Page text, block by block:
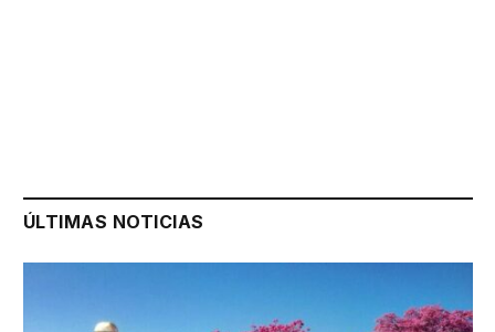
ÚLTIMAS NOTICIAS